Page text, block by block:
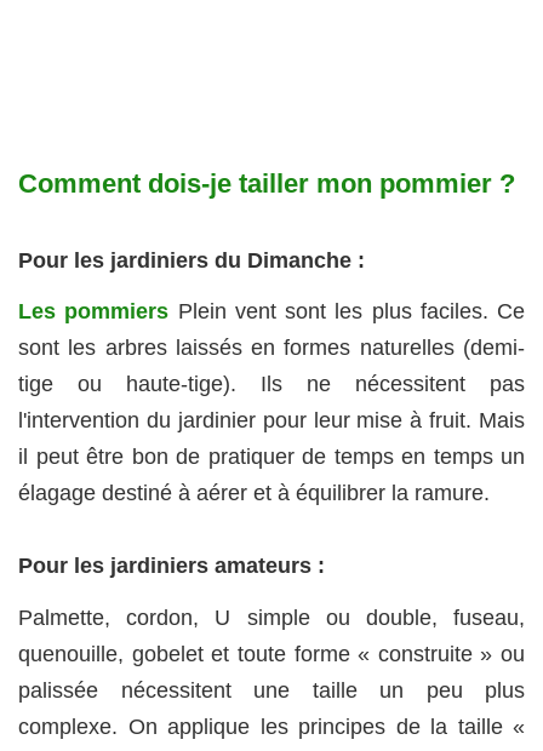
Comment dois-je tailler mon pommier ?
Pour les jardiniers du Dimanche :
Les pommiers Plein vent sont les plus faciles. Ce
sont les arbres laissés en formes naturelles (demi-
tige ou haute-tige). Ils ne nécessitent pas
l'intervention du jardinier pour leur mise à fruit. Mais
il peut être bon de pratiquer de temps en temps un
élagage destiné à aérer et à équilibrer la ramure.
Pour les jardiniers amateurs :
Palmette, cordon, U simple ou double, fuseau,
quenouille, gobelet et toute forme « construite » ou
palissée nécessitent une taille un peu plus
complexe. On applique les principes de la taille «